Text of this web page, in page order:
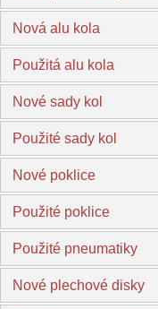
Nová alu kola
Použitá alu kola
Nové sady kol
Použité sady kol
Nové poklice
Použité poklice
Použité pneumatiky
Nové plechové disky